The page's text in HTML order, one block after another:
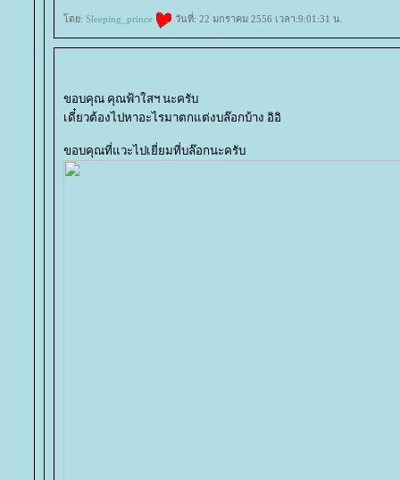
ดย: Sleeping_prince วันที่: 22 มกราคม 2556 เวลา:9:01:31 น.
ขอบคุณ คุณฟ้าใสฯ นะครับ
เดี๋ยวต้องไปหาอะไรมาตกแต่งบล๊อกบ้าง อิอิ
ขอบคุณที่แวะไปเยี่ยมที่บล๊อกนะครับ